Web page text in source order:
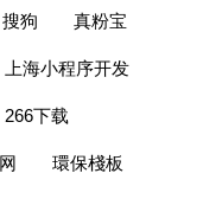
搜狗 真粉宝
上海小程序开发
266下载
環保棧板